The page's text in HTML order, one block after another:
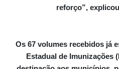
reforço”,
Os 67 volumes recebidos já
Estadual de Imunizações